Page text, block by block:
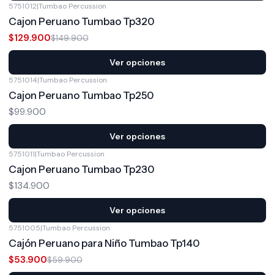
5751012|Tumbao Percussion
Cajon Peruano Tumbao Tp320
$129.900$149.900
Ver opciones
5751014|Tumbao Percussion
Cajon Peruano Tumbao Tp250
$99.900
Ver opciones
5751011|Tumbao Percussion
Cajon Peruano Tumbao Tp230
$134.900
Ver opciones
5751005|Tumbao Percussion
Cajón Peruano para Niño Tumbao Tp140
$53.900$59.900